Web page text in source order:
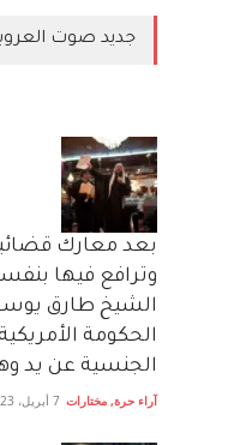
جديد صوت
بعد معارك
وترافع فيها
الشيخ طارق
الحكومة
الجنسية عن يد
آراء حرة, مختارات 7 أبريل، 2023